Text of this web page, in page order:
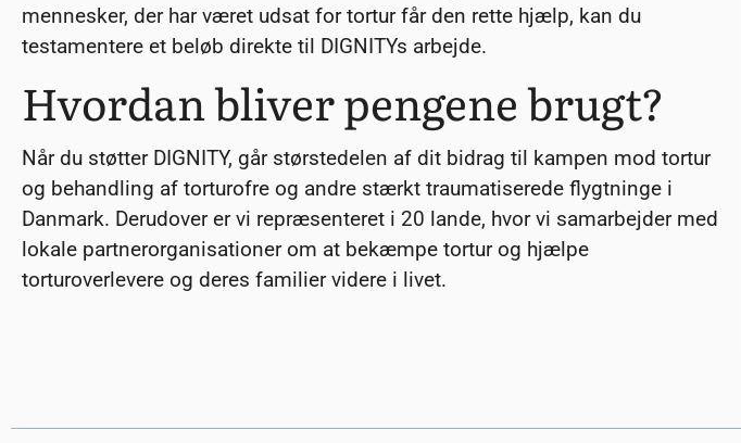
mennesker, der har været udsat for tortur får den rette hjælp, kan du
testamentere et beløb direkte til DIGNITYs arbejde.
Hvordan bliver pengene brugt?
Når du støtter DIGNITY, går størstedelen af dit bidrag til kampen mod tortur
og behandling af torturofre og andre stærkt traumatiserede flygtninge i
Danmark. Derudover er vi repræsenteret i 20 lande, hvor vi samarbejder med
lokale partnerorganisationer om at bekæmpe tortur og hjælpe
torturoverlevere og deres familier videre i livet.